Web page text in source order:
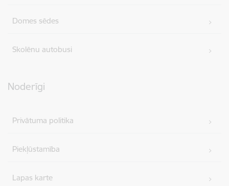
Domes sēdes
Skolēnu autobusi
Noderīgi
Privātuma politika
Piekļūstamība
Lapas karte